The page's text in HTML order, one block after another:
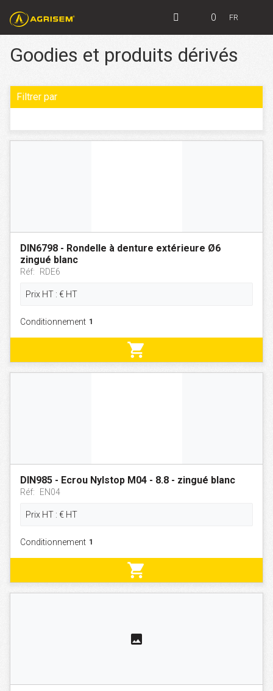
0 FR
Goodies et produits dérivés
Filtrer par
DIN6798 - Rondelle à denture extérieure Ø6
zingué blanc
Réf: RDE6
Prix HT : € HT
Conditionnement
shopping_cart
DIN985 - Ecrou Nylstop M04 - 8.8 - zingué blanc
Réf: EN04
Prix HT : € HT
Conditionnement
shopping_cart
photo